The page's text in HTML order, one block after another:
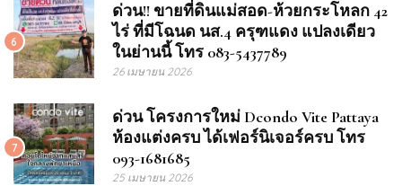
6
ด่วน!! ขายที่ดินแม่สอด-ห้วยกระโหลก 42
ไร่ ที่มีโฉนด นส.4 ครุฑแดง แปลงเดียว
ในย่านนี้ โทร 083-5437789
26 เมษายน 2026
7
ด่วน โครงการใหม่ Dcondo Vite Pattaya
ห้องแต่งครบ ได้เฟอร์นิเจอร์ครบ โทร
093-1681685
25 เมษายน 2026